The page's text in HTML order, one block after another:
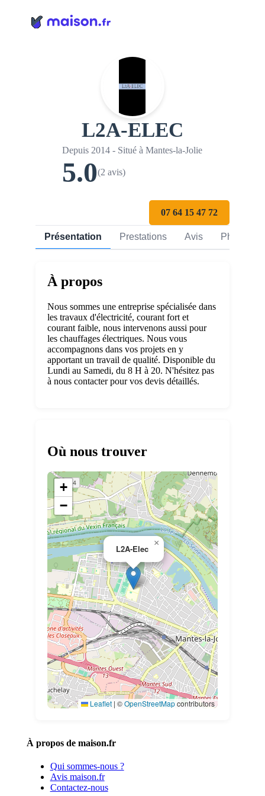
L2A-ELEC
Depuis 2014 - Situé à Mantes-la-Jolie
5.0(2 avis)
07 64 15 47 72
Présentation Prestations Avis Photos
À propos
Nous sommes une entreprise spécialisée dans
les travaux d'électricité, courant fort et
courant faible, nous intervenons aussi pour
les chauffages électriques. Nous vous
accompagnons dans vos projets en y
apportant un travail de qualité. Disponible du
Lundi au Samedi, du 8 H à 20. N'hésitez pas
à nous contacter pour vos devis détaillés.
Où nous trouver
L2A-Elec
×
+
−
Leaflet | ©OpenStreetMapcontributors
À propos de maison.fr
Qui sommes-nous ?
Avis maison.fr
Contactez-nous